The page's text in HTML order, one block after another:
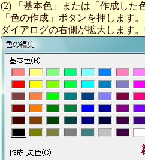
(2) 「基本色」または「作成した
「色の作成」ボタンを押します。
ダイアログの右側が拡大します